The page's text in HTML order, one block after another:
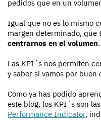
pedidos que en un
Igual que no es lo mismo
margen determinado, que
centrarnos en el volumen.
Las KPI´s nos permiten
y saber si vamos por buen
Como ya has podido
este blog, los KPI´s son
Performance Indicator,